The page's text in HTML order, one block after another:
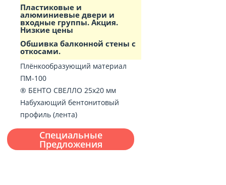
Пластиковые и
алюминиевые двери и
входные группы. Акция.
Низкие цены
Обшивка балконной стены с
откосами.
Плёнкообразующий материал
ПМ-100
® БЕНТО СВЕЛЛО 25х20 мм
Набухающий бентонитовый
профиль (лента)
Специальные
Предложения